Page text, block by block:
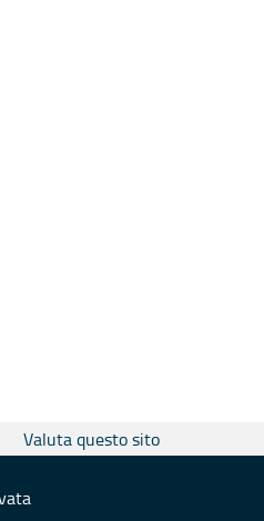
Valuta questo sito